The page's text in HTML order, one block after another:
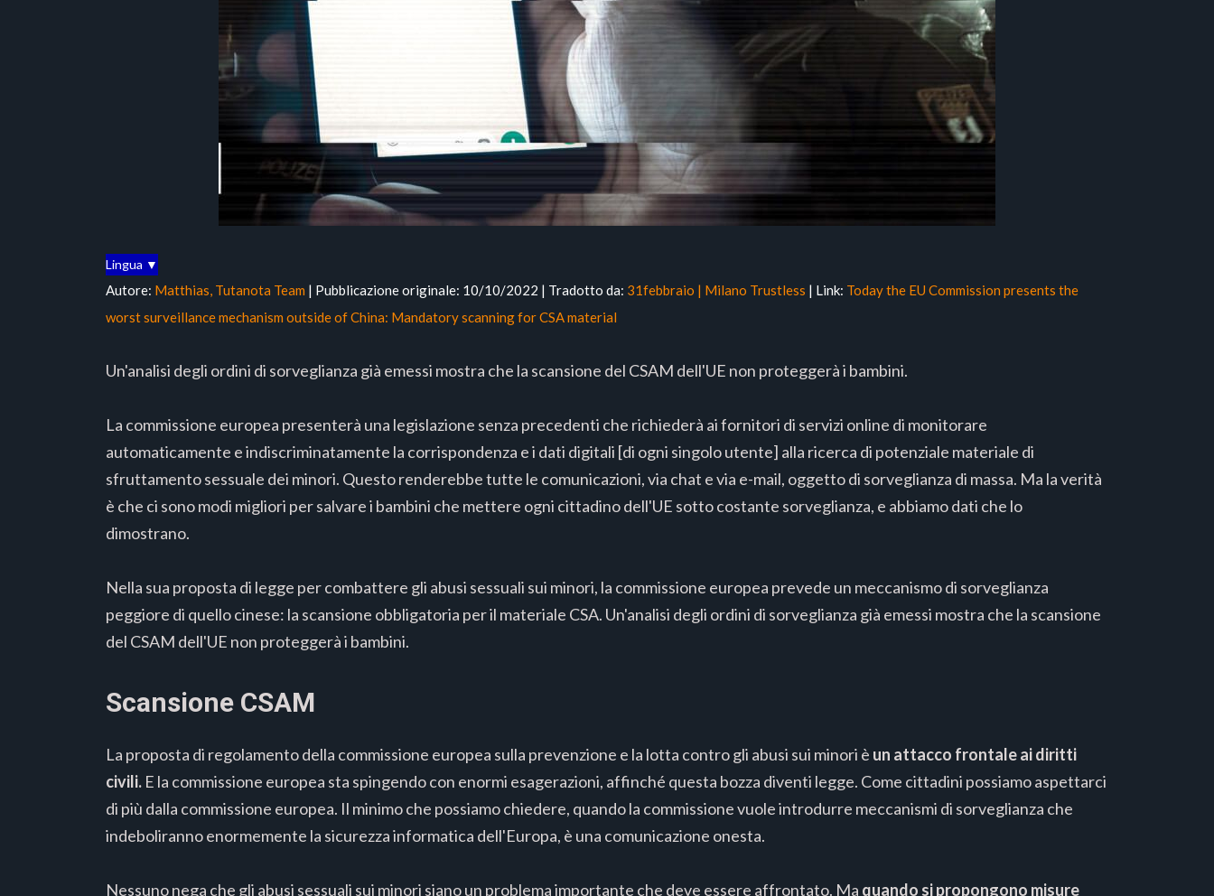
Lingua ▼
Autore: Matthias, Tutanota Team | Pubblicazione originale: 10/10/2022 | Tradotto da: 31febbraio | Milano Trustless | Link: Today the EU Commission presents the
worst surveillance mechanism outside of China: Mandatory scanning for CSA material
Un'analisi degli ordini di sorveglianza già emessi mostra che la scansione del CSAM dell'UE non proteggerà i bambini.
La commissione europea presenterà una legislazione senza precedenti che richiederà ai fornitori di servizi online di monitorare
automaticamente e indiscriminatamente la corrispondenza e i dati digitali [di ogni singolo utente] alla ricerca di potenziale materiale di
sfruttamento sessuale dei minori. Questo renderebbe tutte le comunicazioni, via chat e via e-mail, oggetto di sorveglianza di massa. Ma la verità
è che ci sono modi migliori per salvare i bambini che mettere ogni cittadino dell'UE sotto costante sorveglianza, e abbiamo dati che lo
dimostrano.
Nella sua proposta di legge per combattere gli abusi sessuali sui minori, la commissione europea prevede un meccanismo di sorveglianza
peggiore di quello cinese: la scansione obbligatoria per il materiale CSA. Un'analisi degli ordini di sorveglianza già emessi mostra che la scansione
del CSAM dell'UE non proteggerà i bambini.
Scansione CSAM
La proposta di regolamento della commissione europea sulla prevenzione e la lotta contro gli abusi sui minori è un attacco frontale ai diritti
civili. E la commissione europea sta spingendo con enormi esagerazioni, affinché questa bozza diventi legge. Come cittadini possiamo aspettarci
di più dalla commissione europea. Il minimo che possiamo chiedere, quando la commissione vuole introdurre meccanismi di sorveglianza che
indeboliranno enormemente la sicurezza informatica dell'Europa, è una comunicazione onesta.
Nessuno nega che gli abusi sessuali sui minori siano un problema importante che deve essere affrontato. Ma quando si propongono misure